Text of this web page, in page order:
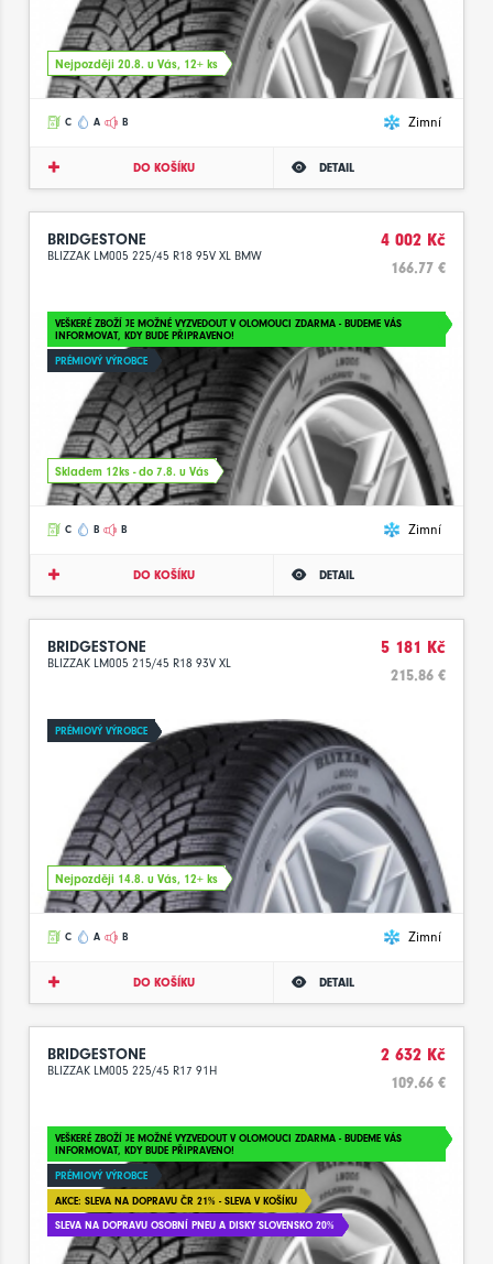
Nejpozději 20.8. u Vás, 12+ ks
C A B Zimní
DO KOŠÍKU DETAIL
BRIDGESTONE
BLIZZAK LM005 225/45 R18 95V XL BMW
4 002 Kč
166.77 €
VEŠKERÉ ZBOŽÍ JE MOŽNÉ VYZVEDOUT V OLOMOUCI ZDARMA - BUDEME VÁS
INFORMOVAT, KDY BUDE PŘIPRAVENO!
PRÉMIOVÝ VÝROBCE
Skladem 12ks - do 7.8. u Vás
C B B Zimní
DO KOŠÍKU DETAIL
BRIDGESTONE
BLIZZAK LM005 215/45 R18 93V XL
5 181 Kč
215.86 €
PRÉMIOVÝ VÝROBCE
Nejpozději 14.8. u Vás, 12+ ks
C A B Zimní
DO KOŠÍKU DETAIL
BRIDGESTONE
BLIZZAK LM005 225/45 R17 91H
2 632 Kč
109.66 €
VEŠKERÉ ZBOŽÍ JE MOŽNÉ VYZVEDOUT V OLOMOUCI ZDARMA - BUDEME VÁS
INFORMOVAT, KDY BUDE PŘIPRAVENO!
PRÉMIOVÝ VÝROBCE
AKCE: SLEVA NA DOPRAVU ČR 21% - SLEVA V KOŠÍKU
SLEVA NA DOPRAVU OSOBNÍ PNEU A DISKY SLOVENSKO 20%